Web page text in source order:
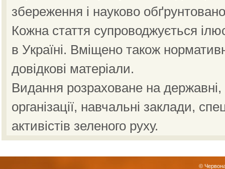
збереження і науково
Кожна стаття супроводжується
в Україні. Вміщено також
довідкові матеріали.
Видання розраховане на державні,
організації, навчальні заклади,
активістів зеленого руху.
©